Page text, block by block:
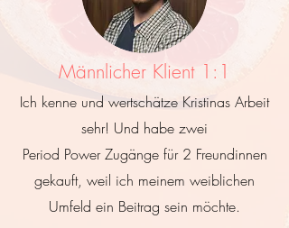
Männlicher Klient 1:1
Ich kenne und wertschätze Kristinas Arbeit
sehr! Und habe zwei
Period Power Zugänge für 2 Freundinnen
gekauft, weil ich meinem weiblichen
Umfeld ein Beitrag sein möchte.